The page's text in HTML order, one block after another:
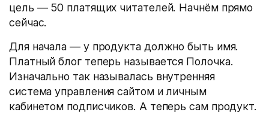
цель — 50 платящих читателей. Начнём прямо
сейчас.
Для начала — у продукта должно быть имя.
Платный блог теперь называется Полочка.
Изначально так называлась внутренняя
система управления сайтом и личным
кабинетом подписчиков. А теперь сам продукт.